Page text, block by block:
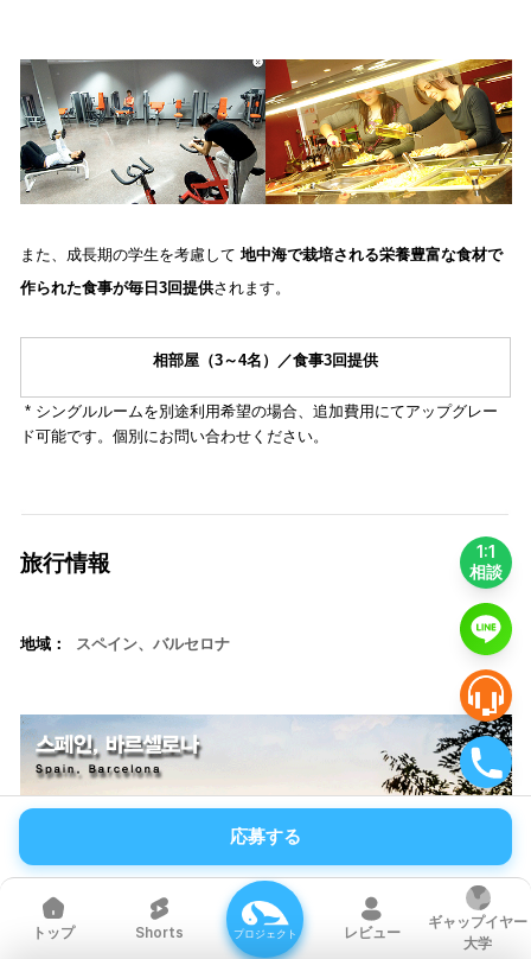
1:1
相談
また、成長期の学生を考慮して 地中海で栽培される栄養豊富な食材で
作られた食事が毎日3回提供されます。
相部屋（3～4名）／食事3回提供
* シングルルームを別途利用希望の場合、追加費用にてアップグレー
ド可能です。個別にお問い合わせください。
旅行情報
地域： スペイン、バルセロナ
応募する
トップ Shorts プロジェクト レビュー
ギャップイヤー
大学